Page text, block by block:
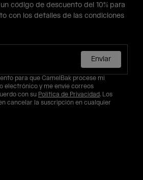
código de descuento del 10% para
con los detalles de las condiciones
Enviar
para que CamelBak procese mi
electrónico y me envíe correos
con su Política de Privacidad. Los
cancelar la suscripción en cualquier